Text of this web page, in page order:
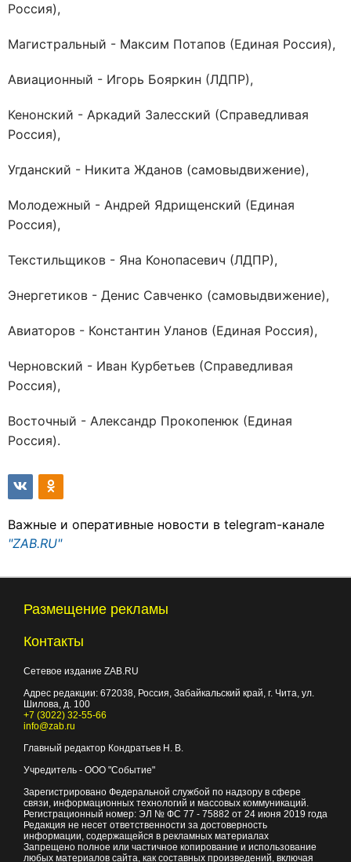
Россия),
Магистральный - Максим Потапов (Единая Россия),
Авиационный - Игорь Бояркин (ЛДПР),
Кенонский - Аркадий Залесский (Справедливая
Россия),
Угданский - Никита Жданов (самовыдвижение),
Молодежный - Андрей Ядрищенский (Единая
Россия),
Текстильщиков - Яна Конопасевич (ЛДПР),
Энергетиков - Денис Савченко (самовыдвижение),
Авиаторов - Константин Уланов (Единая Россия),
Черновский - Иван Курбетьев (Справедливая
Россия),
Восточный - Александр Прокопенюк (Единая
Россия).
Важные и оперативные новости в telegram-канале
"ZAB.RU"
Размещение рекламы
Контакты
Сетевое издание ZAB.RU
Адрес редакции: 672038, Россия, Забайкальский край, г. Чита, ул.
Шилова, д. 100
+7 (3022) 32-55-66
info@zab.ru
Главный редактор Кондратьев Н. В.
Учредитель - ООО "Событие"
Зарегистрировано Федеральной службой по надзору в сфере
связи, информационных технологий и массовых коммуникаций.
Регистрационный номер: ЭЛ № ФС 77 - 75882 от 24 июня 2019 года
Редакция не несет ответственности за достоверность
информации, содержащейся в рекламных материалах
Запрещено полное или частичное копирование и использование
любых материалов сайта, как составных произведений, включая